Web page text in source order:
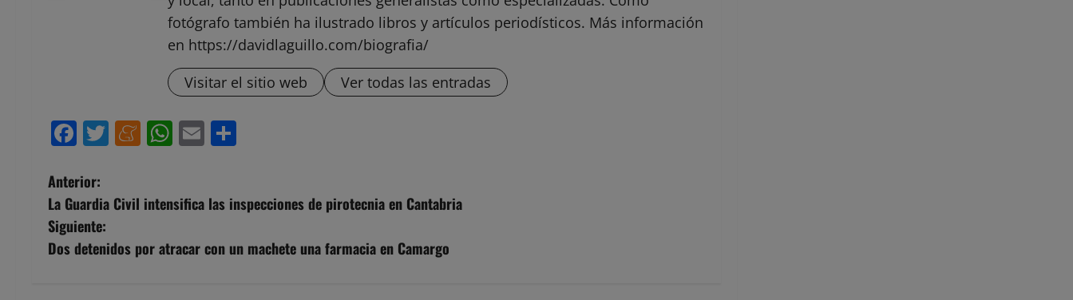
fotógrafo también ha ilustrado libros y artículos periodísticos. Más información
en https://davidlaguillo.com/biografia/
Visitar el sitio web
Ver todas las entradas
Facebook
Twitter
Meneame
WhatsApp
Email
N
a
v
Anterior:
La Guardia Civil intensifica las inspecciones de pirotecnia en Cantabria
Siguiente:
Dos detenidos por atracar con un machete una farmacia en Camargo